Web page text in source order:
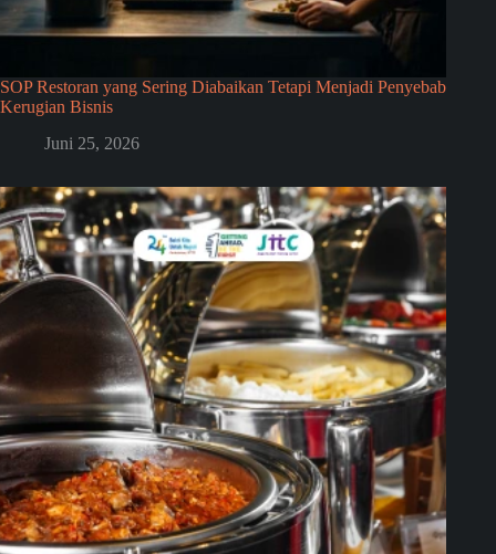
SOP Restoran yang Sering Diabaikan Tetapi Menjadi Penyebab
Kerugian Bisnis
Juni 25, 2026